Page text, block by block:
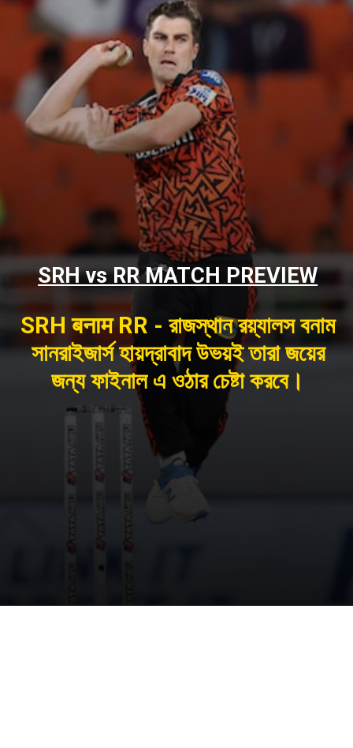
SRH बनाम RR - রাজস্থান রয়্যালস বনাম
সানরাইজার্স হায়দ্রাবাদ উভয়ই তারা জয়ের
জন্য ফাইনাল এ ওঠার চেষ্টা করবে।
SRH vs RR MATCH PREVIEW